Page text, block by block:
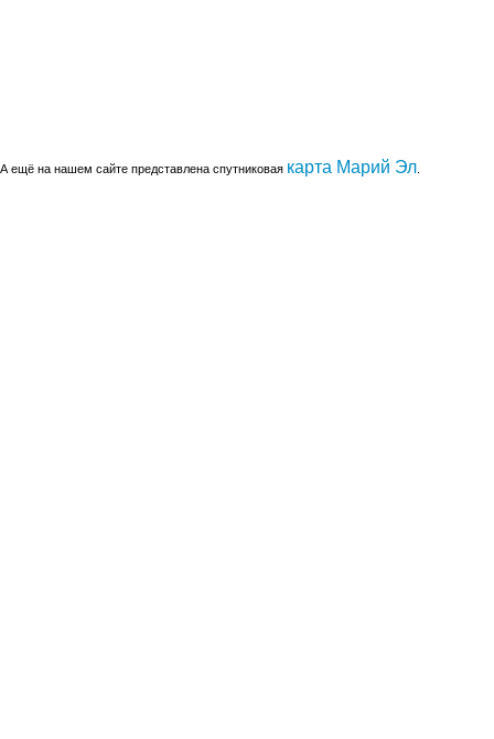
А ещё на нашем сайте представлена спутниковая карта Марий Эл